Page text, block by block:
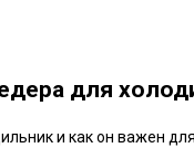
для
и как он важен